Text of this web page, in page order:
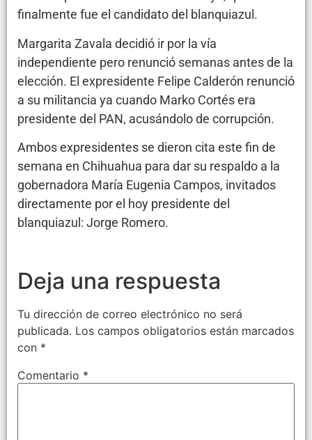
finalmente fue el candidato del blanquiazul.
Margarita Zavala decidió ir por la vía
independiente pero renunció semanas antes de la
elección. El expresidente Felipe Calderón renunció
a su militancia ya cuando Marko Cortés era
presidente del PAN, acusándolo de corrupción.
Ambos expresidentes se dieron cita este fin de
semana en Chihuahua para dar su respaldo a la
gobernadora María Eugenia Campos, invitados
directamente por el hoy presidente del
blanquiazul: Jorge Romero.
Deja una respuesta
Tu dirección de correo electrónico no será
publicada. Los campos obligatorios están marcados
con *
Comentario *